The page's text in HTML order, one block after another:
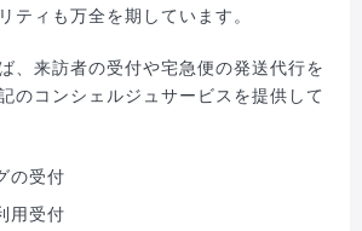
ティも万全を期しています。
、来訪者の受付や宅急便の発送代行を
のコンシェルジュサービスを提供して
の受付
用受付